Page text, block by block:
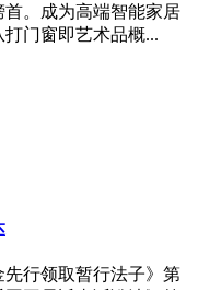
。成为高端智能家居
门窗即艺术品概...
行领取暂行法子》第